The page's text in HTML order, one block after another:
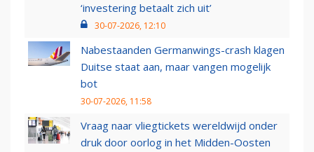
‘investering betaalt zich uit’
30-07-2026, 12:10
Nabestaanden Germanwings-crash klagen
Duitse staat aan, maar vangen mogelijk
bot
30-07-2026, 11:58
Vraag naar vliegtickets wereldwijd onder
druk door oorlog in het Midden-Oosten